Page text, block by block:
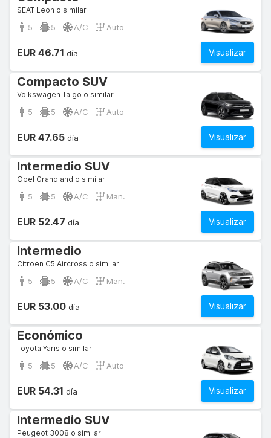
SEAT Leon o similar
5 5 A/C Auto
Visualizar
EUR 46.71 día
Compacto SUV
Volkswagen Taigo o similar
5 5 A/C Auto
Visualizar
EUR 47.65 día
Intermedio SUV
Opel Grandland o similar
5 5 A/C Man.
Visualizar
EUR 52.47 día
Intermedio
Citroen C5 Aircross o similar
5 5 A/C Man.
Visualizar
EUR 53.00 día
Económico
Toyota Yaris o similar
5 5 A/C Auto
Visualizar
EUR 54.31 día
Intermedio SUV
Peugeot 3008 o similar